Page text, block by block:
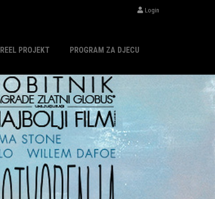
Login
REEL PROJEKT PROGRAM ZA DJECU